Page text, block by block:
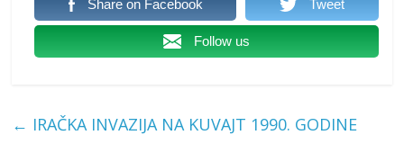
Share on Facebook Tweet
Follow us
← IRAČKA INVAZIJA NA KUVAJT 1990. GODINE